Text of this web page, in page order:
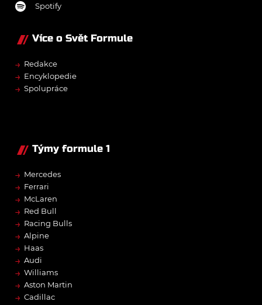
Spotify
Více o Svět Formule
→ Redakce
→ Encyklopedie
→ Spolupráce
Týmy formule 1
→ Mercedes
→ Ferrari
→ McLaren
→ Red Bull
→ Racing Bulls
→ Alpine
→ Haas
→ Audi
→ Williams
→ Aston Martin
→ Cadillac